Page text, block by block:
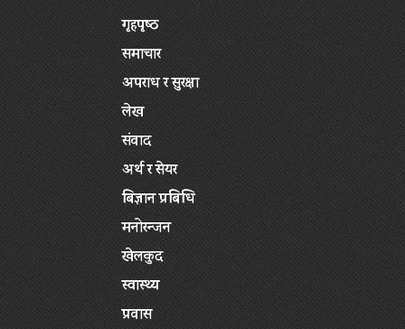
गृहपृष्‍ठ
समाचार
अपराध र सुरक्षा
लेख
संवाद
अर्थ र सेयर
बिज्ञान प्रबिधि
मनोरन्जन
खेलकुद
स्वास्थ्य
प्रवास